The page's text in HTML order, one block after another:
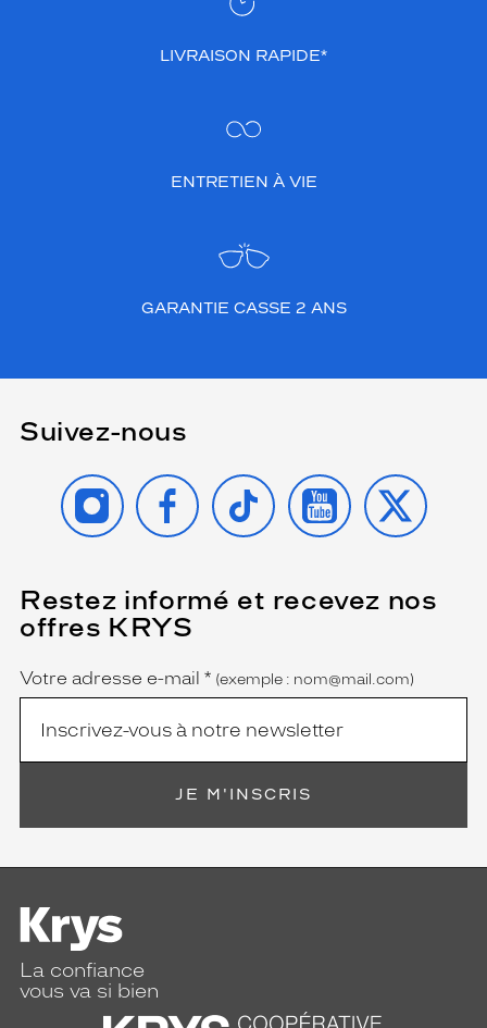
LIVRAISON RAPIDE*
ENTRETIEN À VIE
GARANTIE CASSE 2 ANS
Suivez-nous
INSTAGRAMFACEBOOK
TIKTOK YOUTUBE
X
Restez informé et recevez nos
offres KRYS
Name
Votre adresse e-mail *
(Ce
champ
est
obligatoire)
(exemple : nom@mail.com)
JE M'INSCRIS
La confiance
vous va si bien